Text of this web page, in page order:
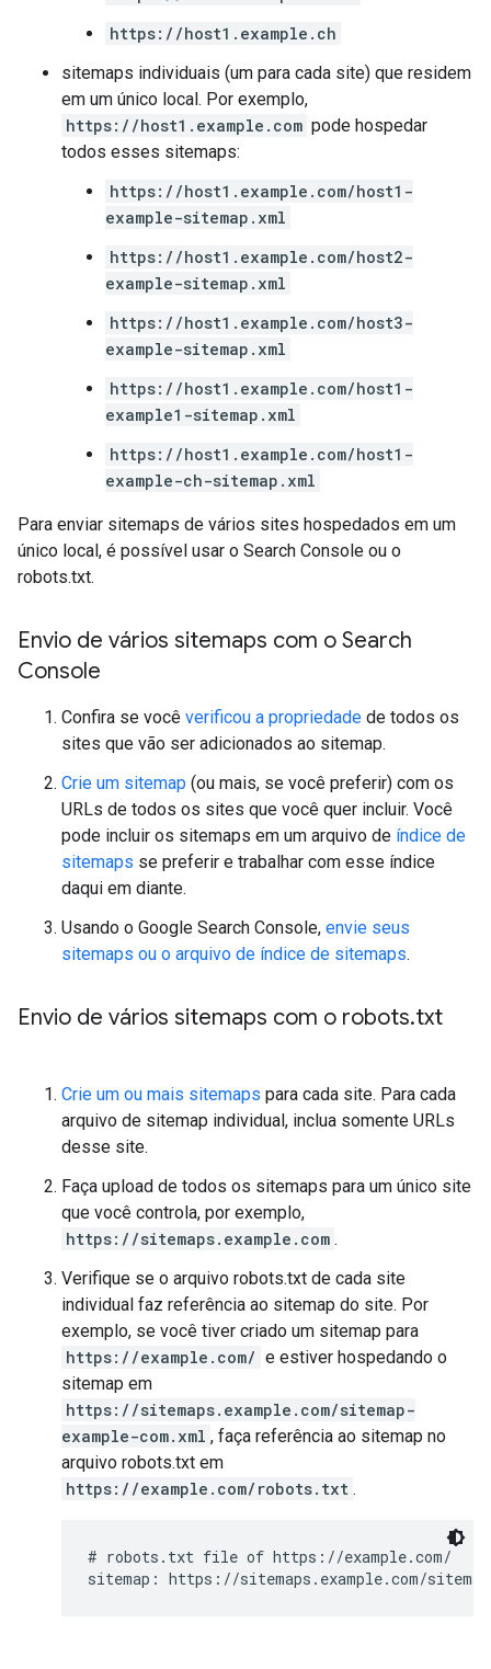
https://host1.example.ch
sitemaps individuais (um para cada site) que residem
em um único local. Por exemplo,
https://host1.example.com pode hospedar
todos esses sitemaps:
https://host1.example.com/host1-
example-sitemap.xml
https://host1.example.com/host2-
example-sitemap.xml
https://host1.example.com/host3-
example-sitemap.xml
https://host1.example.com/host1-
example1-sitemap.xml
https://host1.example.com/host1-
example-ch-sitemap.xml
Para enviar sitemaps de vários sites hospedados em um
único local, é possível usar o Search Console ou o
robots.txt.
Envio de vários sitemaps com o Search
Console
Confira se você verificou a propriedade de todos os
sites que vão ser adicionados ao sitemap.
Crie um sitemap (ou mais, se você preferir) com os
URLs de todos os sites que você quer incluir. Você
pode incluir os sitemaps em um arquivo de índice de
sitemaps se preferir e trabalhar com esse índice
daqui em diante.
Usando o Google Search Console, envie seus
sitemaps ou o arquivo de índice de sitemaps.
Envio de vários sitemaps com o robots.txt
Crie um ou mais sitemaps para cada site. Para cada
arquivo de sitemap individual, inclua somente URLs
desse site.
Faça upload de todos os sitemaps para um único site
que você controla, por exemplo,
https://sitemaps.example.com .
Verifique se o arquivo robots.txt de cada site
individual faz referência ao sitemap do site. Por
exemplo, se você tiver criado um sitemap para
https://example.com/ e estiver hospedando o
sitemap em
https://sitemaps.example.com/sitemap-
example-com.xml , faça referência ao sitemap no
arquivo robots.txt em
https://example.com/robots.txt .
# robots.txt file of https://example.com/
sitemap: https://sitemaps.example.com/